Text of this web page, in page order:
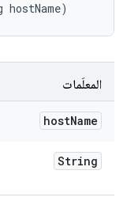
المعلَمات
hostName
String